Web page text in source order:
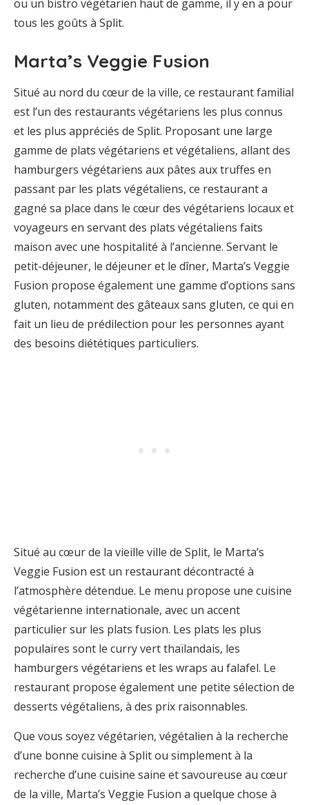
ou un bistro végétarien haut de gamme, il y en a pour
tous les goûts à Split.
Marta’s Veggie Fusion
Situé au nord du cœur de la ville, ce restaurant familial
est l’un des restaurants végétariens les plus connus
et les plus appréciés de Split. Proposant une large
gamme de plats végétariens et végétaliens, allant des
hamburgers végétariens aux pâtes aux truffes en
passant par les plats végétaliens, ce restaurant a
gagné sa place dans le cœur des végétariens locaux et
voyageurs en servant des plats végétaliens faits
maison avec une hospitalité à l’ancienne. Servant le
petit-déjeuner, le déjeuner et le dîner, Marta’s Veggie
Fusion propose également une gamme d’options sans
gluten, notamment des gâteaux sans gluten, ce qui en
fait un lieu de prédilection pour les personnes ayant
des besoins diététiques particuliers.
Situé au cœur de la vieille ville de Split, le Marta’s
Veggie Fusion est un restaurant décontracté à
l’atmosphère détendue. Le menu propose une cuisine
végétarienne internationale, avec un accent
particulier sur les plats fusion. Les plats les plus
populaires sont le curry vert thaïlandais, les
hamburgers végétariens et les wraps au falafel. Le
restaurant propose également une petite sélection de
desserts végétaliens, à des prix raisonnables.
Que vous soyez végétarien, végétalien à la recherche
d’une bonne cuisine à Split ou simplement à la
recherche d’une cuisine saine et savoureuse au cœur
de la ville, Marta’s Veggie Fusion a quelque chose à